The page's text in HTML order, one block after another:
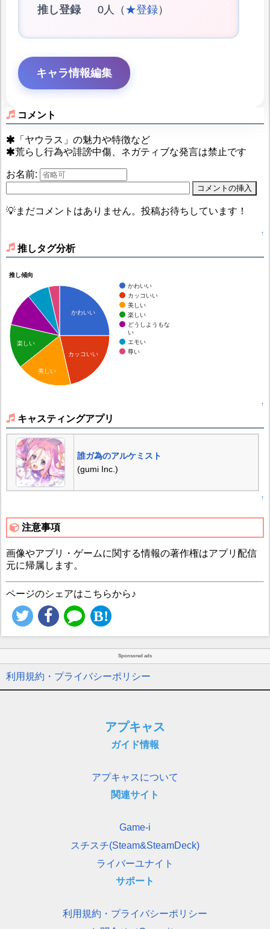
推し登録 0人（ ★登録）
キャラ情報編集
コメント
「ヤウラス」の魅力や特徴など
荒らし行為や誹謗中傷、ネガティブな発言は禁止です
お名前:
💡まだコメントはありません。投稿お待ちしています！
↑
推しタグ分析
推し傾向
かわいい
カッコいい
美しい
楽しい
どうしようもな
い
エモい
尊い
かわいい
カッコいい
楽しい
美しい
↑
キャスティングアプリ
誰ガ為のアルケミスト
(gumi Inc.)
↑
注意事項
画像やアプリ・ゲームに関する情報の著作権はアプリ配信
元に帰属します。
ページのシェアはこちらから♪
Sponsored ads
利用規約・プライバシーポリシー
アプキャス
ガイド情報
アプキャスについて
関連サイト
Game-i
スチスチ(Steam&SteamDeck)
ライバーユナイト
サポート
利用規約・プライバシーポリシー